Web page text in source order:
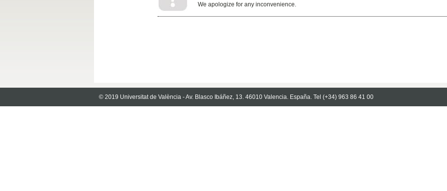
We apologize for any inconvenience.
© 2019 Universitat de València - Av. Blasco Ibáñez, 13. 46010 Valencia. España. Tel (+34) 963 86 41 00